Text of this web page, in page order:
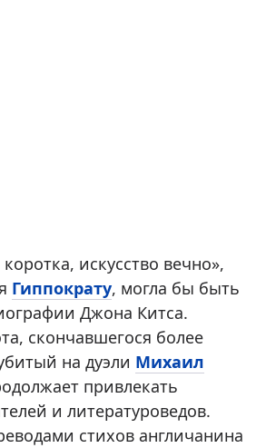
искусство вечно»,
Гиппократу, могла бы быть
Джона Китса.
скончавшегося более
на дуэли Михаил
привлекать
и литературоведов.
стихов англичанина